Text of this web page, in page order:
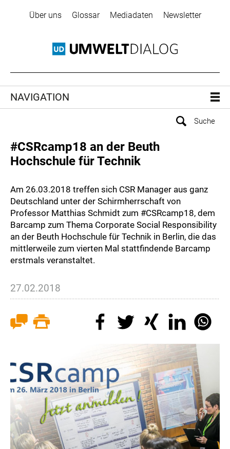
Über uns Glossar Mediadaten Newsletter
NAVIGATION
#CSRcamp18 an der Beuth
Hochschule für Technik
Am 26.03.2018 treffen sich CSR Manager aus ganz
Deutschland unter der Schirmherrschaft von
Professor Matthias Schmidt zum #CSRcamp18, dem
Barcamp zum Thema Corporate Social Responsibility
an der Beuth Hochschule für Technik in Berlin, die das
mittlerweile zum vierten Mal stattfindende Barcamp
erstmals veranstaltet.
27.02.2018